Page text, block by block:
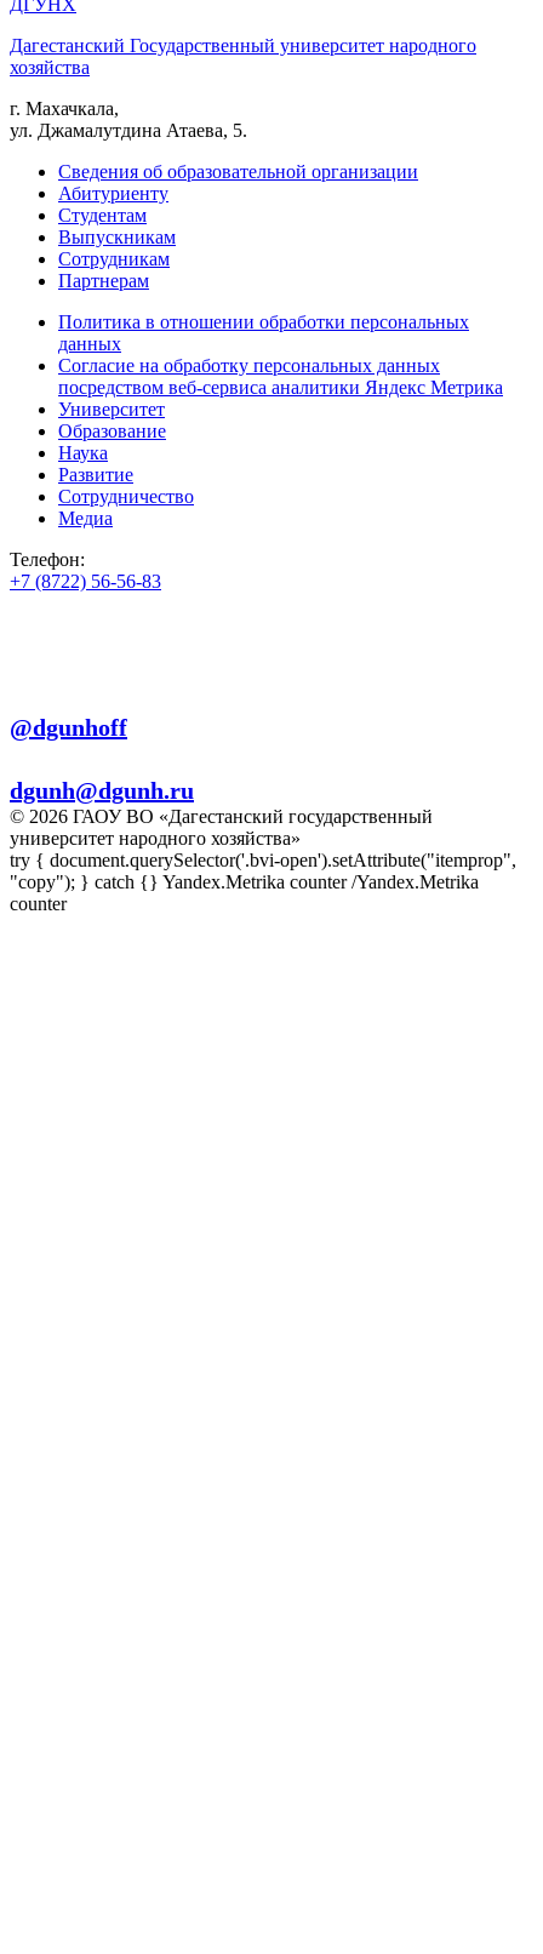
Дагестанский Государственный университет народного
хозяйства
г. Махачкала,
ул. Джамалутдина Атаева, 5.
Сведения об образовательной организации
Абитуриенту
Студентам
Выпускникам
Сотрудникам
Партнерам
Политика в отношении обработки персональных
данных
Согласие на обработку персональных данных
посредством веб-сервиса аналитики Яндекс Метрика
Университет
Образование
Наука
Развитие
Сотрудничество
Медиа
Телефон:
+7 (8722) 56-56-83
@dgunhoff
dgunh@dgunh.ru
© 2026 ГАОУ ВО «Дагестанский государственный
университет народного хозяйства»
try { document.querySelector('.bvi-open').setAttribute("itemprop",
"copy"); } catch {} Yandex.Metrika counter/Yandex.Metrika
counter